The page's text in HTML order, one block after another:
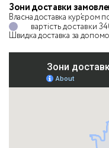
Зони доставки
Власна доставка кур’єром
вартість доставки
Швидка доставка за